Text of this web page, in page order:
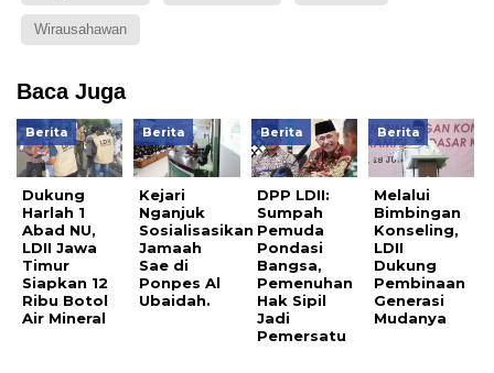
Wirausahawan
Baca Juga
Berita
Dukung
Harlah 1
Abad NU,
LDII Jawa
Timur
Siapkan 12
Ribu Botol
Air Mineral
Berita
Kejari
Nganjuk
Sosialisasikan
Jamaah
Sae di
Ponpes Al
Ubaidah.
Berita
DPP LDII:
Sumpah
Pemuda
Pondasi
Bangsa,
Pemenuhan
Hak Sipil
Jadi
Pemersatu
Berita
Melalui
Bimbingan
Konseling,
LDII
Dukung
Pembinaan
Generasi
Mudanya